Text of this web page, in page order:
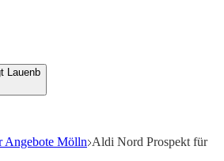
Lauenb
Angebote Mölln Aldi Nord Prospekt für